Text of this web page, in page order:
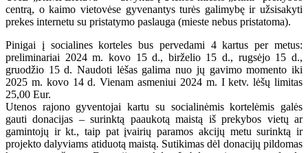
centrą, o kaimo vietovėse gyvenantys turės galimybę ir užsisakyti
prekes internetu su pristatymo paslauga (mieste nebus pristatoma).
Pinigai į socialines korteles bus pervedami 4 kartus per metus:
preliminariai 2024 m. kovo 15 d., birželio 15 d., rugsėjo 15 d.,
gruodžio 15 d. Naudoti lėšas galima nuo jų gavimo momento iki
2025 m. kovo 14 d. Vienam asmeniui 2024 m. I ketv. lėšų limitas
25,00 Eur.
Utenos rajono gyventojai kartu su socialinėmis kortelėmis galės
gauti donacijas – surinktą paaukotą maistą iš prekybos vietų ar
gamintojų ir kt., taip pat įvairių paramos akcijų metu surinktą ir
projekto dalyviams atiduotą maistą. Sutikimas dėl donacijų pildomas